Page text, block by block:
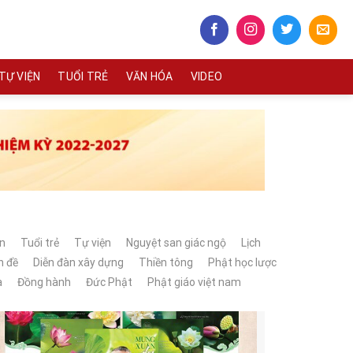
TỰ VIỆN TUỔI TRẺ VĂN HÓA VIDEO
Tuổi trẻ Tự viện Nguyệt san giác ngộ
Lịch
đề Diễn đàn xây dựng Thiền tông
Phật học lược
Đồng hành Đức Phật
Phật giáo việt nam